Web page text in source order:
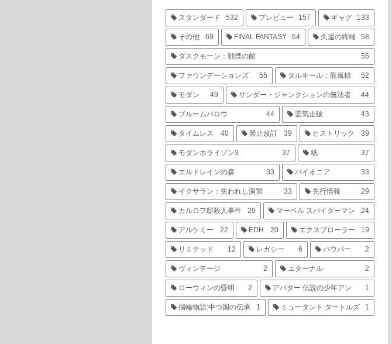
スタンダード 532 プレビュー 157 ギャグ 133
その他 69 FINAL FANTASY 64 久遠の終端 58
ダスクモーン：戦慄の館 55
ファウンデーションズ 55 タルキール：龍嵐録 52
モダン 49 サンダー・ジャンクションの無法者 44
ブルームバロウ 44 霊気走破 43
タイムレス 40 禁止改訂 39 ヒストリック 39
モダンホライゾン3 37 紙 37
エルドレインの森 33 パイオニア 33
イクサラン：失われし洞窟 33 先行情報 29
カルロフ邸殺人事件 29 マーベル スパイダーマン 24
アルケミー 22 EDH 20 エクスプローラー 19
リミテッド 12 レガシー 6 パウパー 2
ヴィンテージ 2 エターナル 2
ローウィンの昏明 2 アバター 伝説の少年アン 1
指輪物語:中つ国の伝承 1 ミュータント タートルズ 1